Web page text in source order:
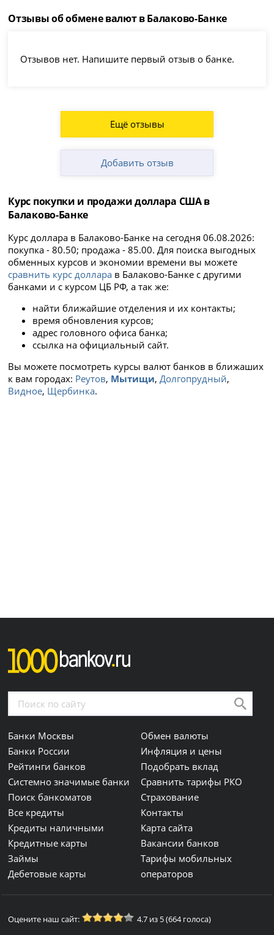
Отзывы об обмене валют в Балаково-Банке
Отзывов нет. Напишите первый отзыв о банке.
Ещё отзывы
Добавить отзыв
Курс покупки и продажи доллара США в
Балаково-Банке
Курс доллара в Балаково-Банке на сегодня 06.08.2026:
покупка - 80.50; продажа - 85.00. Для поиска выгодных
обменных курсов и экономии времени вы можете
сравнить курс доллара в Балаково-Банке с другими
банками и с курсом ЦБ РФ, а так же:
найти ближайшие отделения и их контакты;
время обновления курсов;
адрес головного офиса банка;
ссылка на официальный сайт.
Вы можете посмотреть курсы валют банков в ближаших
к вам городах: Реутов, Мытищи,Долгопрудный,
Видное, Щербинка.
Банки Москвы
Банки России
Рейтинги банков
Системно значимые банки
Поиск банкоматов
Все кредиты
Кредиты наличными
Кредитные карты
Займы
Дебетовые карты
Обмен валюты
Инфляция и цены
Подобрать вклад
Сравнить тарифы РКО
Страхование
Контакты
Карта сайта
Вакансии банков
Тарифы мобильных
операторов
Оцените наш сайт: 4.7 из 5 (664 голоса)